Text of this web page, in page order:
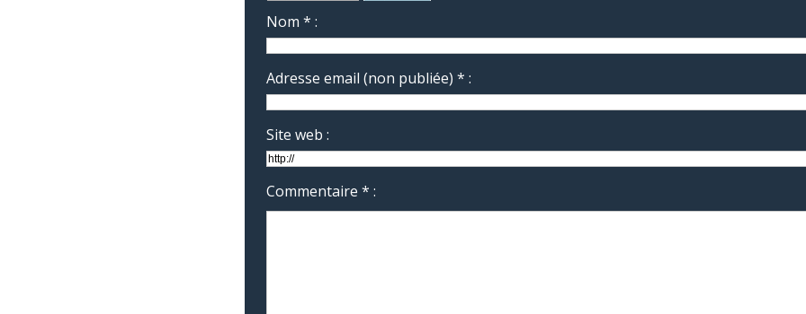
Nom * :
Adresse email (non publiée) * :
Site web :
Commentaire * :